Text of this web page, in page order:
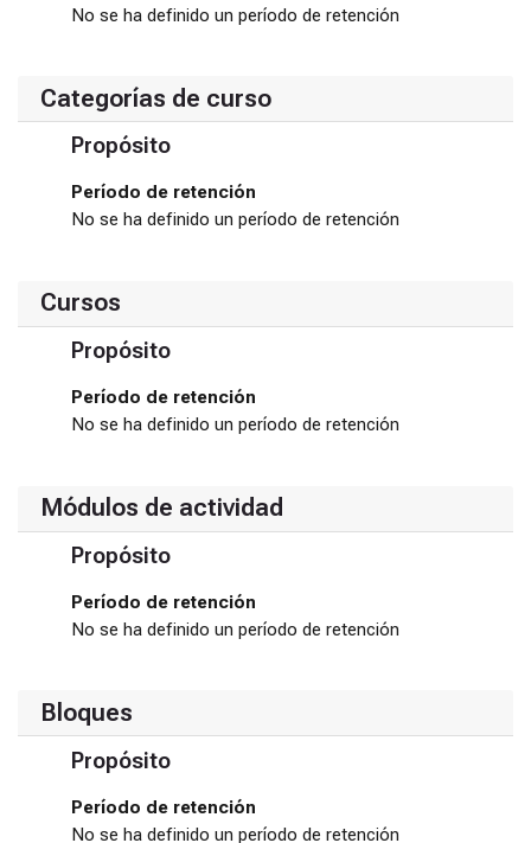
No se ha definido un período de retención
Categorías de curso
Propósito
Período de retención
No se ha definido un período de retención
Cursos
Propósito
Período de retención
No se ha definido un período de retención
Módulos de actividad
Propósito
Período de retención
No se ha definido un período de retención
Bloques
Propósito
Período de retención
No se ha definido un período de retención